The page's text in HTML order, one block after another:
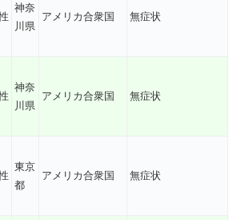
神奈
川県
アメリカ合衆国 無症状
神奈
川県
アメリカ合衆国 無症状
東京
都
アメリカ合衆国 無症状